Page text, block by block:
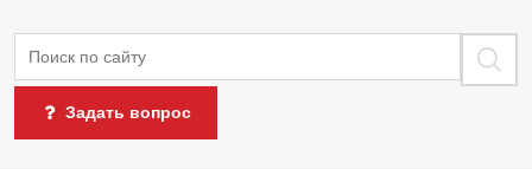
Поиск
Задать вопрос